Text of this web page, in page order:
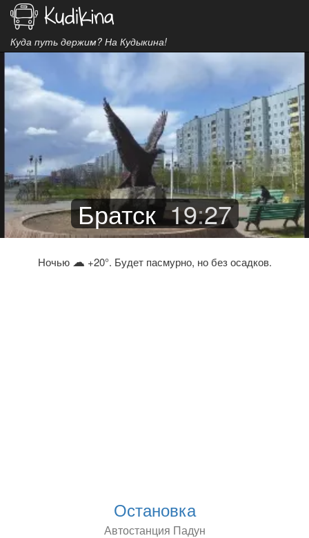
Куда путь держим? На Кудыкина!
Братск 19:27
Ночью ☁ +20°. Будет пасмурно, но без осадков.
Остановка
Автостанция Падун